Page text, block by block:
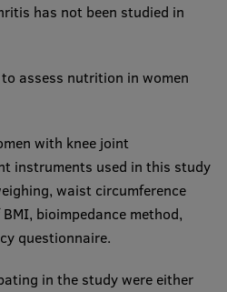
has not been studied in
assess nutrition in women
with knee joint
instruments used in this study
waist circumference
bioimpedance method,
questionnaire.
in the study were either